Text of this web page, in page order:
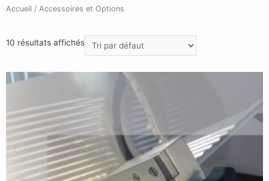
Accueil / Accessoires et Options
10 résultats affichés